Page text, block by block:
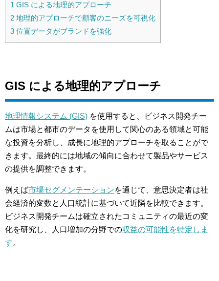
1 GIS による地理的アプローチ
2 地理的アプローチで顧客のニーズを可視化
3 位置データがブランドを強化
GIS による地理的アプローチ
地理情報システム (GIS) を使用すると、ビジネス開発チー
ムは市場と都市のデータを使用して関心のある領域と可能
な投資を分析し、成長に地理的アプローチを取ることがで
きます。最終的には地域の傾向に合わせて製品やサービス
の提供を調整できます。
例えば市場セグメンテーションを通じて、意思決定者は社
会経済的変数と人口統計に基づいて近隣を比較できます。
ビジネス開発チームは確立されたコミュニティの最近の変
化を研究し、人口増加の分野での収益の可能性を特定しま
す。